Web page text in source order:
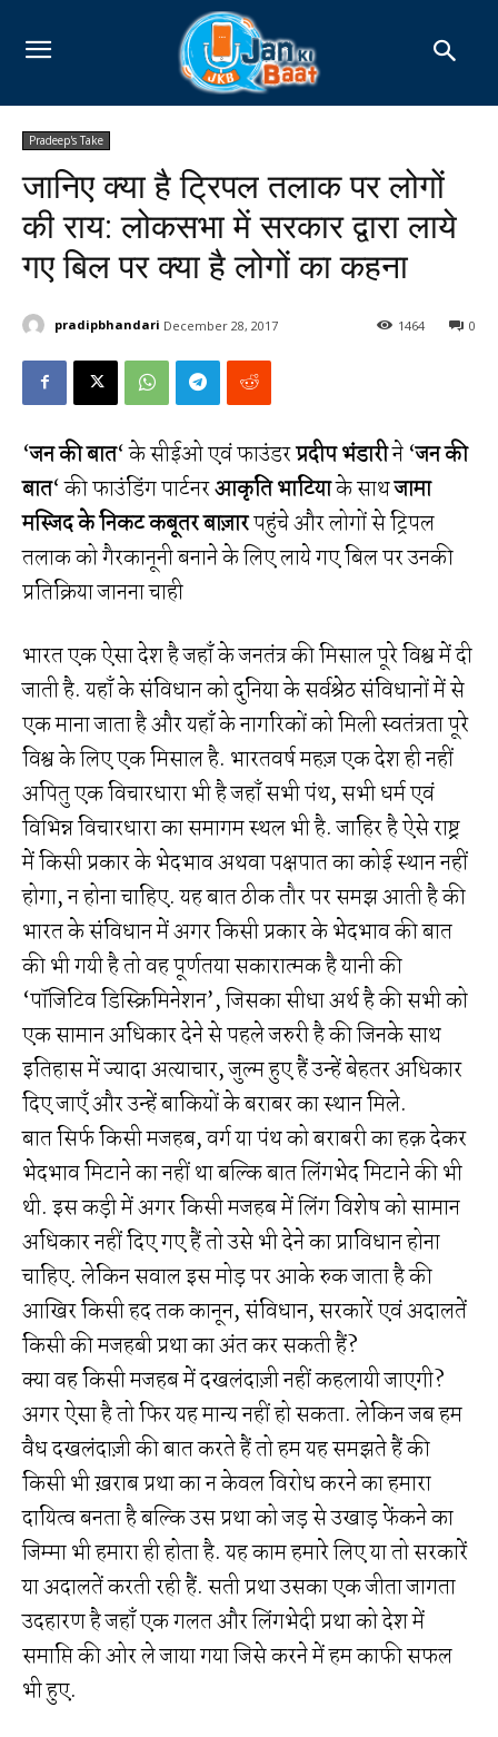
Pradeep's Take
जानिए क्या है ट्रिपल तलाक पर लोगों
की राय: लोकसभा में सरकार द्वारा लाये
गए बिल पर क्या है लोगों का कहना
pradipbhandari December 28, 2017 0
1464
‘जन की बात‘ के सीईओ एवं फाउंडरप्रदीप भंडारीने ‘जन की
बात‘ की फाउंडिंग पार्टनरआकृति भाटियाके साथजामा
मस्जिद के निकट कबूतर बाज़ारपहुंचे और लोगों से ट्रिपल
तलाक को गैरकानूनी बनाने के लिए लाये गए बिल पर उनकी
प्रतिक्रिया जानना चाही
भारत एक ऐसा देश है जहाँ के जनतंत्र की मिसाल पूरे विश्व में दी
जाती है. यहाँ के संविधान को दुनिया के सर्वश्रेठ संविधानों में से
एक माना जाता है और यहाँ के नागरिकों को मिली स्वतंत्रता पूरे
विश्व के लिए एक मिसाल है. भारतवर्ष महज़ एक देश ही नहीं
अपितु एक विचारधारा भी है जहाँ सभी पंथ, सभी धर्म एवं
विभिन्न विचारधारा का समागम स्थल भी है. जाहिर है ऐसे राष्ट्र
में किसी प्रकार के भेदभाव अथवा पक्षपात का कोई स्थान नहीं
होगा, न होना चाहिए. यह बात ठीक तौर पर समझ आती है की
भारत के संविधान में अगर किसी प्रकार के भेदभाव की बात
की भी गयी है तो वह पूर्णतया सकारात्मक है यानी की
‘पॉजिटिव डिस्क्रिमिनेशन’, जिसका सीधा अर्थ है की सभी को
एक सामान अधिकार देने से पहले जरुरी है की जिनके साथ
इतिहास में ज्यादा अत्याचार, जुल्म हुए हैं उन्हें बेहतर अधिकार
दिए जाएँ और उन्हें बाकियों के बराबर का स्थान मिले.
बात सिर्फ किसी मजहब, वर्ग या पंथ को बराबरी का हक़ देकर
भेदभाव मिटाने का नहीं था बल्कि बात लिंगभेद मिटाने की भी
थी. इस कड़ी में अगर किसी मजहब में लिंग विशेष को सामान
अधिकार नहीं दिए गए हैं तो उसे भी देने का प्राविधान होना
चाहिए. लेकिन सवाल इस मोड़ पर आके रुक जाता है की
आखिर किसी हद तक कानून, संविधान, सरकारें एवं अदालतें
किसी की मजहबी प्रथा का अंत कर सकती हैं?
क्या वह किसी मजहब में दखलंदाज़ी नहीं कहलायी जाएगी?
अगर ऐसा है तो फिर यह मान्य नहीं हो सकता. लेकिन जब हम
वैध दखलंदाज़ी की बात करते हैं तो हम यह समझते हैं की
किसी भी ख़राब प्रथा का न केवल विरोध करने का हमारा
दायित्व बनता है बल्कि उस प्रथा को जड़ से उखाड़ फेंकने का
जिम्मा भी हमारा ही होता है. यह काम हमारे लिए या तो सरकारें
या अदालतें करती रही हैं. सती प्रथा उसका एक जीता जागता
उदहारण है जहाँ एक गलत और लिंगभेदी प्रथा को देश में
समाप्ति की ओर ले जाया गया जिसे करने में हम काफी सफल
भी हुए.